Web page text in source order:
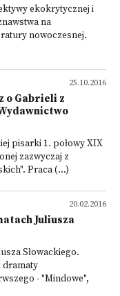
ekokrytycznej i
na
nowoczesnej.
25.10.2016
o Gabrieli z
pisarki 1. połowy XIX
zazwyczaj z
Praca (...)
20.02.2016
Juliusza
Słowackiego.
dramaty
- "Mindowe",